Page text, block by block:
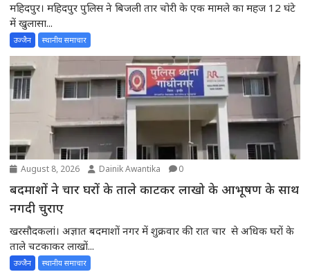
महिदपुर। महिदपुर पुलिस ने बिजली तार चोरी के एक मामले का महज 12 घंटे
में खुलासा...
उज्जैन स्थानीय समाचार
August 8, 2026 Dainik Awantika 0
बदमाशों ने चार घरों के ताले काटकर लाखो के आभूषण के साथ
नगदी चुराए
खरसौदकलां। अज्ञात बदमाशों नगर में शुक्रवार की रात चार से अधिक घरों के
ताले चटकाकर लाखों...
उज्जैन स्थानीय समाचार